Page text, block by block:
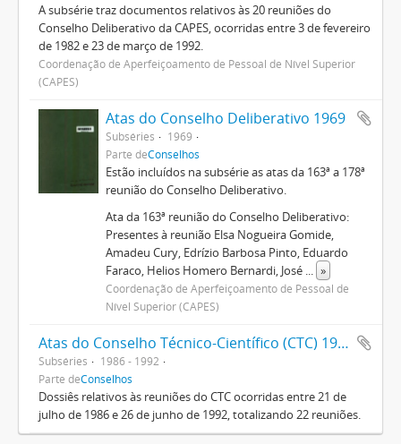
A subsérie traz documentos relativos às 20 reuniões do
Conselho Deliberativo da CAPES, ocorridas entre 3 de fevereiro
de 1982 e 23 de março de 1992.
Coordenação de Aperfeiçoamento de Pessoal de Nível Superior
(CAPES)
Atas do Conselho Deliberativo 1969
Subséries
1969
Parte deConselhos
Estão incluídos na subsérie as atas da 163ª a 178ª
reunião do Conselho Deliberativo.
Ata da 163ª reunião do Conselho Deliberativo:
Presentes à reunião Elsa Nogueira Gomide,
Amadeu Cury, Edrízio Barbosa Pinto, Eduardo
Faraco, Helios Homero Bernardi, José ... »
Coordenação de Aperfeiçoamento de Pessoal de
Nível Superior (CAPES)
Atas do Conselho Técnico-Científico (CTC) 1986-1992
Subséries
1986 - 1992
Parte deConselhos
Dossiês relativos às reuniões do CTC ocorridas entre 21 de
julho de 1986 e 26 de junho de 1992, totalizando 22 reuniões.